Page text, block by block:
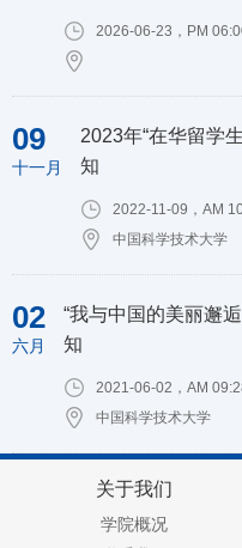
2026-06-23，PM
09
十一月
2023年“在华留学
知
2022-11-09，AM
中国科学技术大学
02
六月
“我与中国的美丽邂
知
2021-06-02，AM
中国科学技术大学
关于我们
学院概况